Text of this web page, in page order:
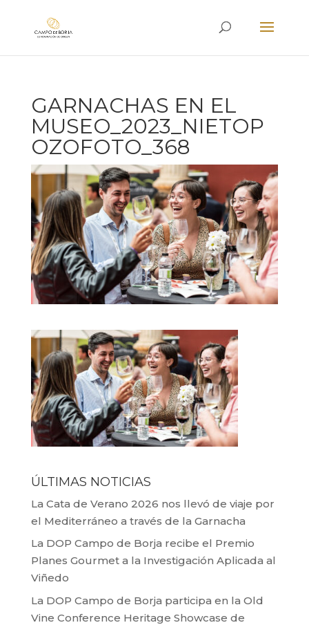
GARNACHAS EN EL
MUSEO_2023_NIETOP
OZOFOTO_368
ÚLTIMAS NOTICIAS
La Cata de Verano 2026 nos llevó de viaje por
el Mediterráneo a través de la Garnacha
La DOP Campo de Borja recibe el Premio
Planes Gourmet a la Investigación Aplicada al
Viñedo
La DOP Campo de Borja participa en la Old
Vine Conference Heritage Showcase de